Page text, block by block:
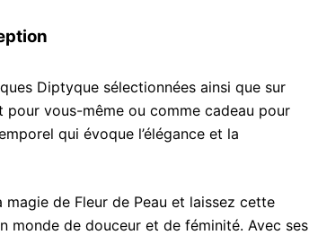
Diptyque sélectionnées ainsi que sur
vous-même ou comme cadeau pour
qui évoque l’élégance et la
de Fleur de Peau et laissez cette
monde de douceur et de féminité. Avec ses